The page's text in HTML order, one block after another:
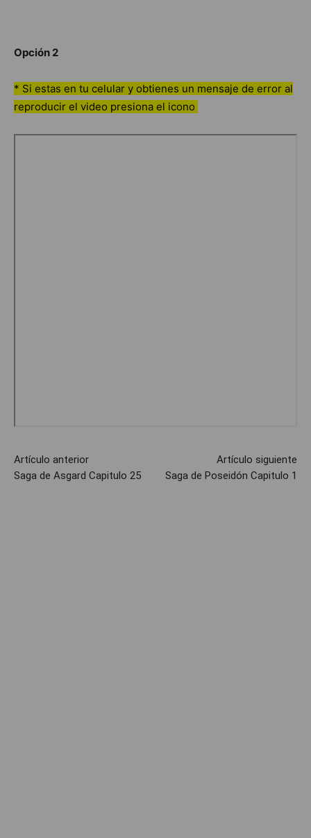
Opción 2
* Si estas en tu celular y obtienes un mensaje de error al
reproducir el video presiona el icono
Artículo anterior
Saga de Asgard Capitulo 25
Artículo siguiente
Saga de Poseidón Capitulo 1